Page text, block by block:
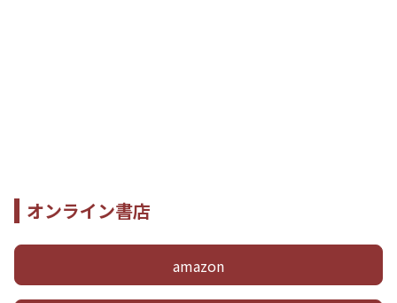
オンライン書店
amazon